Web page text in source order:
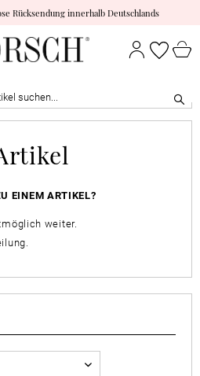
Rücksendung innerhalb Deutschlands
EINEM ARTIKEL?
weiter.